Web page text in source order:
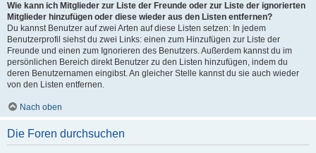
Wie kann ich Mitglieder zur Liste der Freunde oder zur Liste der ignorierten
Mitglieder hinzufügen oder diese wieder aus den Listen entfernen?
Du kannst Benutzer auf zwei Arten auf diese Listen setzen: In jedem
Benutzerprofil siehst du zwei Links: einen zum Hinzufügen zur Liste der
Freunde und einen zum Ignorieren des Benutzers. Außerdem kannst du im
persönlichen Bereich direkt Benutzer zu den Listen hinzufügen, indem du
deren Benutzernamen eingibst. An gleicher Stelle kannst du sie auch wieder
von den Listen entfernen.
Nach oben
Die Foren durchsuchen